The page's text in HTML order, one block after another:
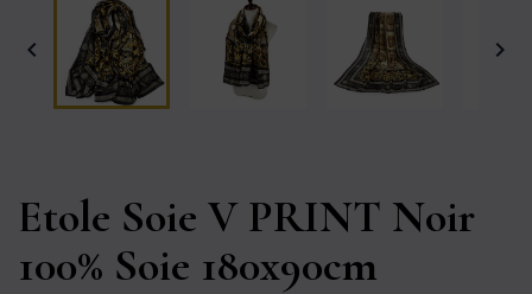
 
Etole Soie V PRINT Noir
100% Soie 180x90cm